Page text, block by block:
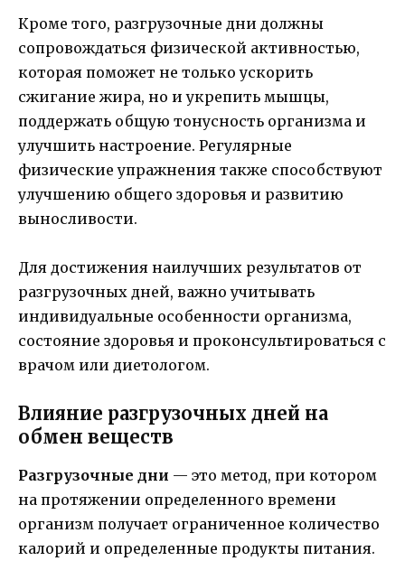
Кроме того, разгрузочные дни должны
сопровождаться физической активностью,
которая поможет не только ускорить
сжигание жира, но и укрепить мышцы,
поддержать общую тонусность организма и
улучшить настроение. Регулярные
физические упражнения также способствуют
улучшению общего здоровья и развитию
выносливости.
Для достижения наилучших результатов от
разгрузочных дней, важно учитывать
индивидуальные особенности организма,
состояние здоровья и проконсультироваться с
врачом или диетологом.
Влияние разгрузочных дней на
обмен веществ
Разгрузочные дни — это метод, при котором
на протяжении определенного времени
организм получает ограниченное количество
калорий и определенные продукты питания.